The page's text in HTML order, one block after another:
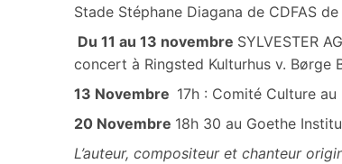
Stade Stéphane Diagana de CDFAS de
Du 11 au 13 novembre SYLVESTER
concert à Ringsted Kulturhus v. Børge
13 Novembre 17h : Comité Culture au
20 Novembre 18h 30 au Goethe
L’auteur, compositeur et chanteur